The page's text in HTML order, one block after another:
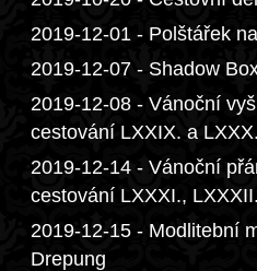
2019-12-01 - Polštářek
2019-12-07 - Shadow
2019-12-08 - Vánoční
cestování LXXIX. a LXXX.
2019-12-14 - Vánoční
cestování LXXXI.,
2019-12-15 - Modlitební
Drepung